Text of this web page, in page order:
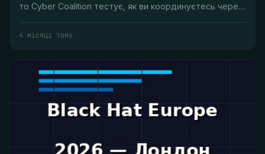
то Cyber Coalition тестує, як ви координуєтесь через
4 місяці тому